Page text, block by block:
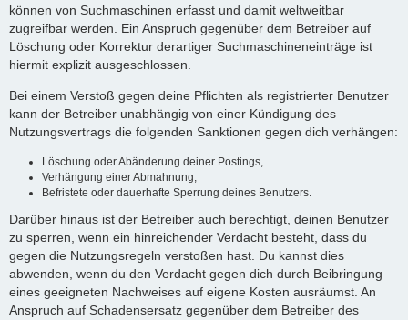
können von Suchmaschinen erfasst und damit weltweitbar
zugreifbar werden. Ein Anspruch gegenüber dem Betreiber auf
Löschung oder Korrektur derartiger Suchmaschineneinträge ist
hiermit explizit ausgeschlossen.
Bei einem Verstoß gegen deine Pflichten als registrierter Benutzer
kann der Betreiber unabhängig von einer Kündigung des
Nutzungsvertrags die folgenden Sanktionen gegen dich verhängen:
Löschung oder Abänderung deiner Postings,
Verhängung einer Abmahnung,
Befristete oder dauerhafte Sperrung deines Benutzers.
Darüber hinaus ist der Betreiber auch berechtigt, deinen Benutzer
zu sperren, wenn ein hinreichender Verdacht besteht, dass du
gegen die Nutzungsregeln verstoßen hast. Du kannst dies
abwenden, wenn du den Verdacht gegen dich durch Beibringung
eines geeigneten Nachweises auf eigene Kosten ausräumst. An
Anspruch auf Schadensersatz gegenüber dem Betreiber des